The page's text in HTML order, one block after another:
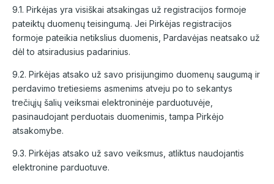
9.1. Pirkėjas yra visiškai atsakingas už registracijos formoje
pateiktų duomenų teisingumą. Jei Pirkėjas registracijos
formoje pateikia netikslius duomenis, Pardavėjas neatsako už
dėl to atsiradusius padarinius.
9.2. Pirkėjas atsako už savo prisijungimo duomenų saugumą ir
perdavimo tretiesiems asmenims atveju po to sekantys
trečiųjų šalių veiksmai elektroninėje parduotuvėje,
pasinaudojant perduotais duomenimis, tampa Pirkėjo
atsakomybe.
9.3. Pirkėjas atsako už savo veiksmus, atliktus naudojantis
elektronine parduotuve.